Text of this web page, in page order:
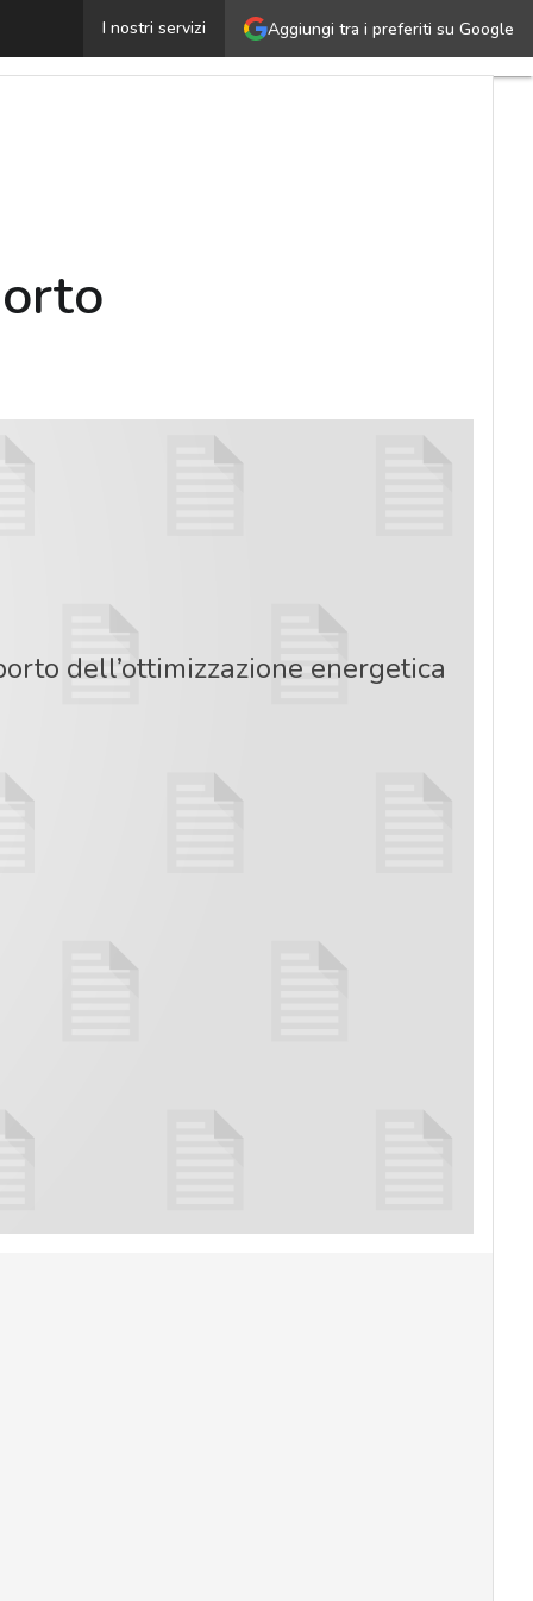
Aggiungi tra i preferiti su Google
I nostri servizi
Le iniziative di Schneider Electric a supporto
dell’ottimizzazione energetica